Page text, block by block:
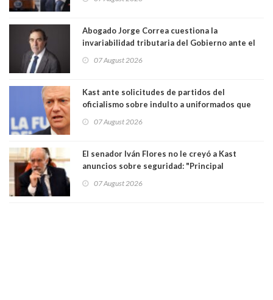
Abogado Jorge Correa cuestiona la
invariabilidad tributaria del Gobierno ante el
democracia” y "defendemos la alternancia en el
07 August 2026
Kast ante solicitudes de partidos del
oficialismo sobre indulto a uniformados que
07 August 2026
El senador Iván Flores no le creyó a Kast
anuncios sobre seguridad: "Principal
perseguir ruta del dinero y levantar secreto
07 August 2026